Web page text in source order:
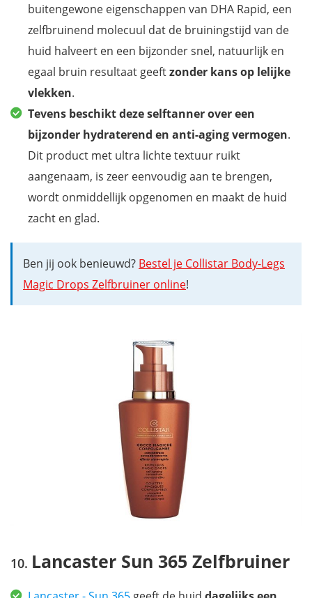
buitengewone eigenschappen van DHA Rapid, een
zelfbruinend molecuul dat de bruiningstijd van de
huid halveert en een bijzonder snel, natuurlijk en
egaal bruin resultaat geeftzonder kans op lelijke
vlekken.
Tevens beschikt deze selftanner over een
bijzonder hydraterend en anti-aging vermogen.
Dit product met ultra lichte textuur ruikt
aangenaam, is zeer eenvoudig aan te brengen,
wordt onmiddellijk opgenomen en maakt de huid
zacht en glad.
Ben jij ook benieuwd? Bestel je Collistar Body-Legs
Magic Drops Zelfbruiner online!
Lancaster Sun 365 Zelfbruiner